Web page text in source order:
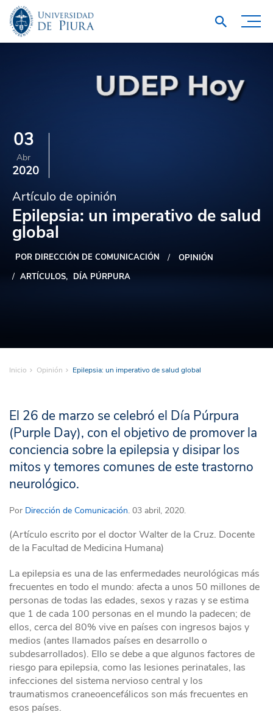
03
Abr
2020
Artículo de opinión
Epilepsia: un imperativo de salud
global
POR DIRECCIÓN DE COMUNICACIÓN
OPINIÓN
ARTÍCULOS
DÍA PÚRPURA
Inicio Opinión Epilepsia: un imperativo de salud global
El 26 de marzo se celebró el Día Púrpura
(Purple Day), con el objetivo de promover la
conciencia sobre la epilepsia y disipar los
mitos y temores comunes de este trastorno
neurológico.
Por Dirección de Comunicación. 03 abril, 2020.
(Artículo escrito por el doctor Walter de la Cruz. Docente
de la Facultad de Medicina Humana)
La epilepsia es una de las enfermedades neurológicas más
frecuentes en todo el mundo: afecta a unos 50 millones de
personas de todas las edades, sexos y razas y se estima
que 1 de cada 100 personas en el mundo la padecen; de
ellos, cerca del 80% vive en países con ingresos bajos y
medios (antes llamados países en desarrollo o
subdesarrollados). Ello se debe a que algunos factores de
riesgo para epilepsia, como las lesiones perinatales, las
infecciones del sistema nervioso central y los
traumatismos craneoencefálicos son más frecuentes en
esos países.